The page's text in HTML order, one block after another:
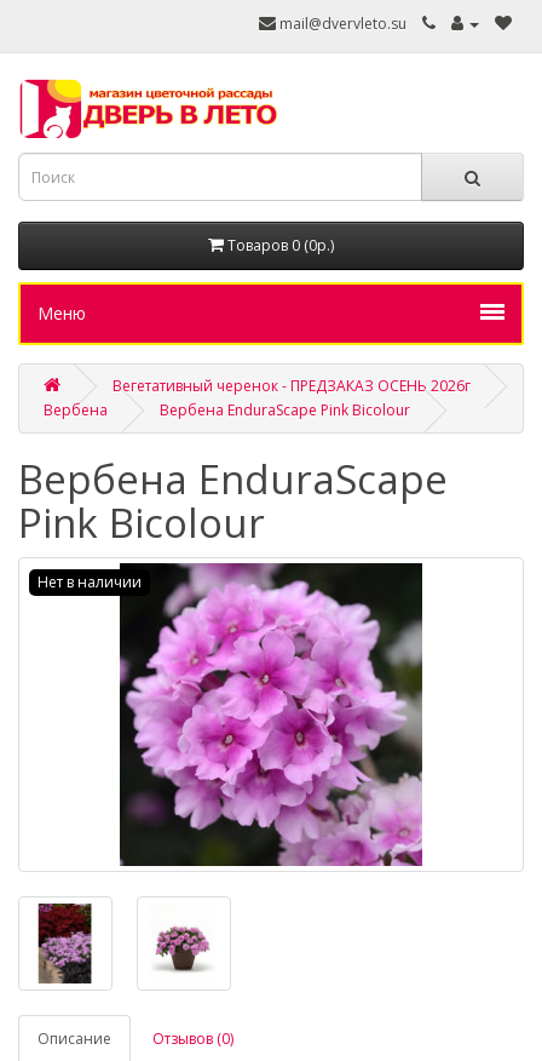
mail@dvervleto.su
Товаров 0 (0р.)
Меню
Вегетативный черенок - ПРЕДЗАКАЗ ОСЕНЬ 2026г
Вербена
Вербена EnduraScape Pink Bicolour
Вербена EnduraScape
Pink Bicolour
Нет в наличии
Описание Отзывов (0)